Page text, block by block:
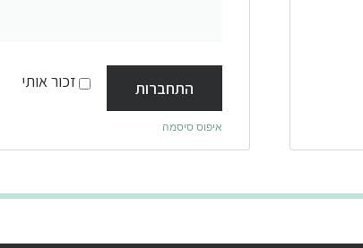
זכור אותי התחברות
איפוס סיסמה